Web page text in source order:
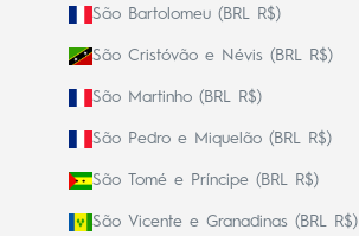
São Bartolomeu (BRL R$)
São Cristóvão e Névis (BRL R$)
São Martinho (BRL R$)
São Pedro e Miquelão (BRL R$)
São Tomé e Príncipe (BRL R$)
São Vicente e Granadinas (BRL R$)